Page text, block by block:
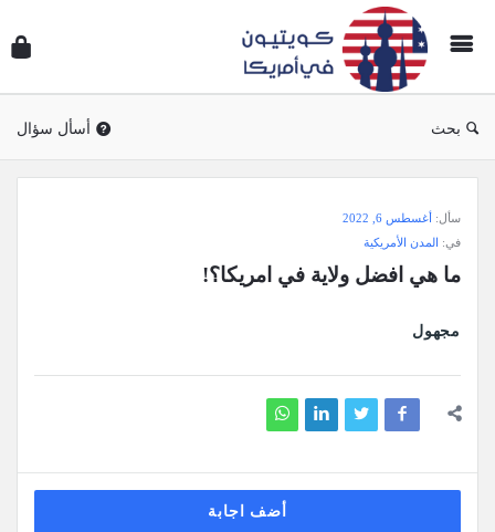
بحث أسأل سؤال
وجواب
أمريكا
سأل: أغسطس 6, 2022
في: المدن الأمريكية
ما هي افضل ولاية في امريكا؟!
مجهول
أضف اجابة